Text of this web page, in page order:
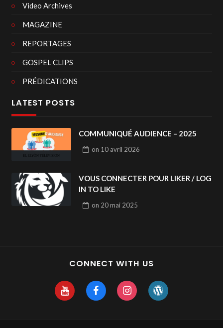
Video Archives
MAGAZINE
REPORTAGES
GOSPEL CLIPS
PRÉDICATIONS
LATEST POSTS
COMMUNIQUÉ AUDIENCE – 2025
on 10 avril 2026
VOUS CONNECTER POUR LIKER / LOG
IN TO LIKE
on 20 mai 2025
CONNECT WITH US